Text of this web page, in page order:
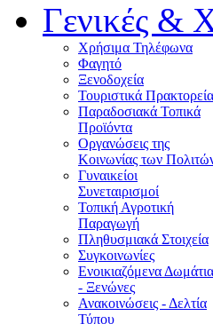
Γενικές &
Χρήσιμα Τηλέφωνα
Φαγητό
Ξενοδοχεία
Τουριστικά Πρακτορεία
Παραδοσιακά Τοπικά
Προϊόντα
Οργανώσεις της
Κοινωνίας των
Γυναικείοι
Συνεταιρισμοί
Τοπική Αγροτική
Παραγωγή
Πληθυσμιακά Στοιχεία
Συγκοινωνίες
Ενοικιαζόμενα Δωμάτια
- Ξενώνες
Ανακοινώσεις - Δελτία
Τύπου